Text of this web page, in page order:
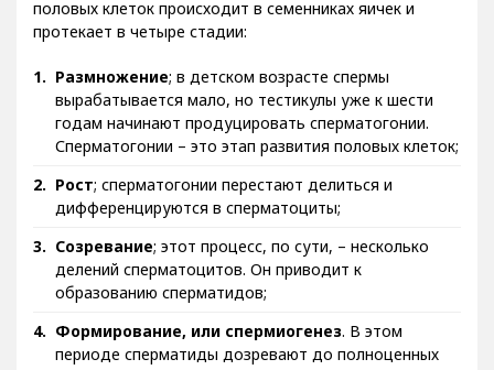
протекает в четыре стадии:
вырабатывается мало, но тестикулы уже к шести
годам начинают продуцировать сперматогонии.
Сперматогонии – это этап развития половых клеток;
дифференцируются в сперматоциты;
делений сперматоцитов. Он приводит к
образованию сперматидов;
периоде сперматиды дозревают до полноценных
сперматозоидов.